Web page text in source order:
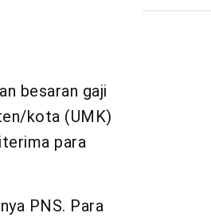
besaran gaji
kota (UMK)
para
PNS. Para